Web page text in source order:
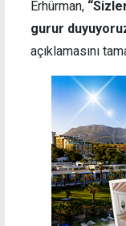
Erhürman,
gurur
açıklamasını